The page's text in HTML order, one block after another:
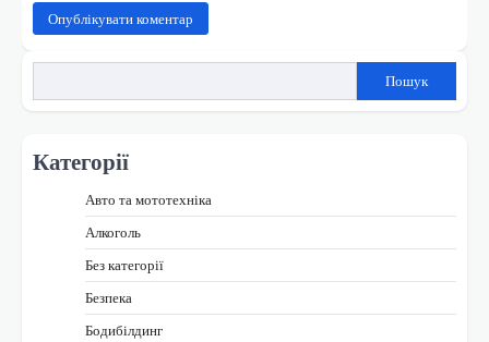
Пошук
Категорії
Авто та мототехніка
Алкоголь
Без категорії
Безпека
Бодибілдинг